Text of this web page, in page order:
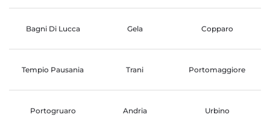
Bagni Di Lucca Gela Copparo
Tempio Pausania Trani Portomaggiore
Portogruaro Andria Urbino